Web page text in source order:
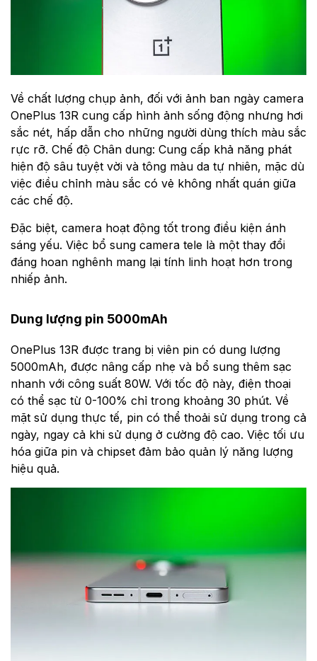
Về chất lượng chụp ảnh, đối với ảnh ban ngày camera
OnePlus 13R cung cấp hình ảnh sống động nhưng hơi
sắc nét, hấp dẫn cho những người dùng thích màu sắc
rực rỡ. Chế độ Chân dung: Cung cấp khả năng phát
hiện độ sâu tuyệt vời và tông màu da tự nhiên, mặc dù
việc điều chỉnh màu sắc có vẻ không nhất quán giữa
các chế độ.
Đặc biệt, camera hoạt động tốt trong điều kiện ánh
sáng yếu. Việc bổ sung camera tele là một thay đổi
đáng hoan nghênh mang lại tính linh hoạt hơn trong
nhiếp ảnh.
Dung lượng pin 5000mAh
OnePlus 13R được trang bị viên pin có dung lượng
5000mAh, được nâng cấp nhẹ và bổ sung thêm sạc
nhanh với công suất 80W. Với tốc độ này, điện thoại
có thể sạc từ 0-100% chỉ trong khoảng 30 phút. Về
mặt sử dụng thực tế, pin có thể thoải sử dụng trong cả
ngày, ngay cả khi sử dụng ở cường độ cao. Việc tối ưu
hóa giữa pin và chipset đảm bảo quản lý năng lượng
hiệu quả.